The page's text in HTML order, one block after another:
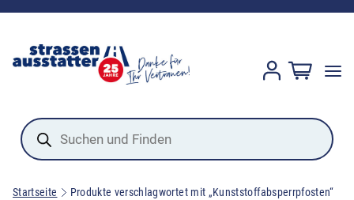
Products
search
Startseite Produkte verschlagwortet mit „Kunststoffabsperrpfosten“